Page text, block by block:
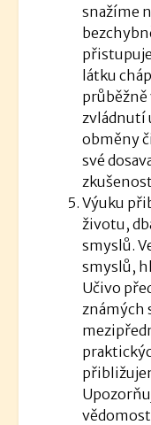
snažíme
látku
průběžně
zvládnutí
obměny
své
Výuku
životu,
smyslů.
smyslů,
Učivo
známých